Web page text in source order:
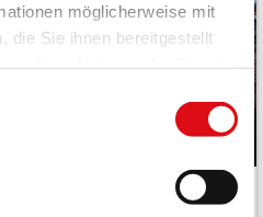
möglicherweise mit
die Sie ihnen bereitgestellt